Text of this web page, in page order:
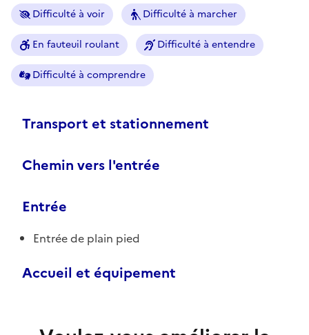
Difficulté à voir Difficulté à marcher
En fauteuil roulant Difficulté à entendre
Difficulté à comprendre
Transport et stationnement
Chemin vers l'entrée
Entrée
Entrée de plain pied
Accueil et équipement